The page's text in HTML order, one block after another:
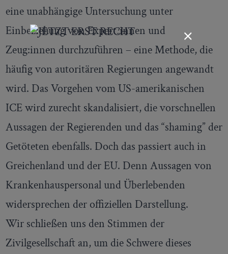
eine unabhängige Untersuchung unter
Einbeziehung von Expert:innen und
Zeug:innen durchzuführen – eine Methode, die
häufig von autoritären Regierungen angewandt
wird. Das Vorgehen vom US-amerikanischen
ICE wird zurecht skandalisiert, die vorschnellen
Aussagen der Regierenden und das “shaming” der
Getöteten ebenfalls. Doch das passiert auch in
Greichenland und der EU. Denn Aussagen von
Krankenhauspersonal und Überlebenden
widersprechen der offiziellen Darstellung.
Wir schließen uns den Stimmen der
Zivilgesellschaft an, um die Schwere dieses
×